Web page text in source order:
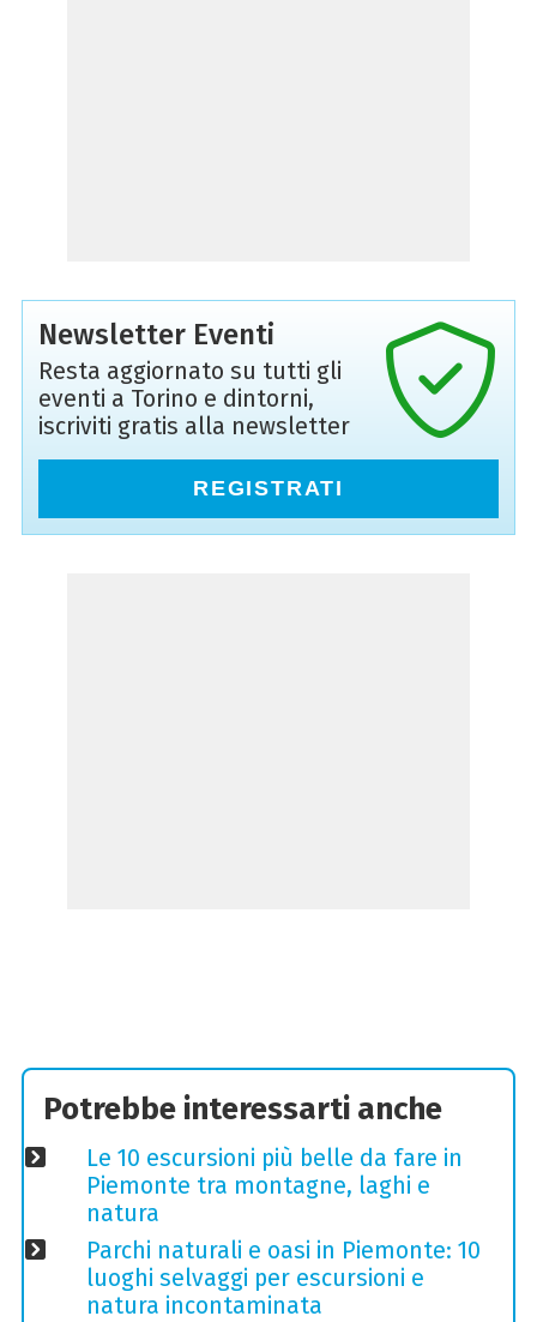
Newsletter Eventi
Resta aggiornato su tutti gli
eventi a Torino e dintorni,
iscriviti gratis alla newsletter
REGISTRATI
Potrebbe interessarti anche
Le 10 escursioni più belle da fare in
Piemonte tra montagne, laghi e
natura
Parchi naturali e oasi in Piemonte: 10
luoghi selvaggi per escursioni e
natura incontaminata